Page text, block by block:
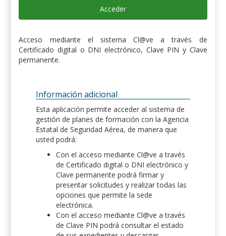
Acceder
Acceso mediante el sistema Cl@ve a través de
Certificado digital o DNI electrónico, Clave PIN y Clave
permanente.
Información adicional
Esta aplicación permite acceder al sistema de
gestión de planes de formación con la Agencia
Estatal de Seguridad Aérea, de manera que
usted podrá:
Con el acceso mediante Cl@ve a través
de Certificado digital o DNI electrónico y
Clave permanente podrá firmar y
presentar solicitudes y realizar todas las
opciones que permite la sede
electrónica.
Con el acceso mediante Cl@ve a través
de Clave PIN podrá consultar el estado